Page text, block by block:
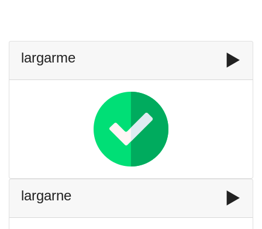
largarme ▶️
largarne ▶️